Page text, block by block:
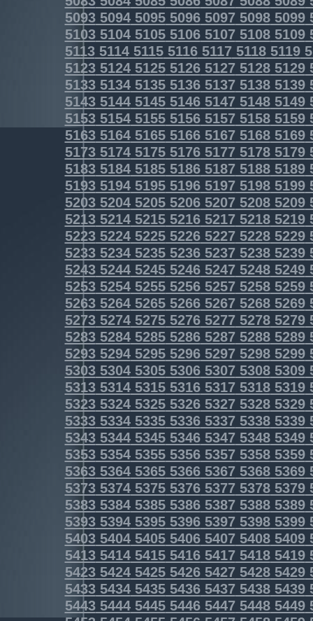
5093509450955096509750985099
5103510451055106510751085109
5113511451155116511751185119
5123512451255126512751285129
5133513451355136513751385139
5143514451455146514751485149
5153515451555156515751585159
5163516451655166516751685169
5173517451755176517751785179
5183518451855186518751885189
5193519451955196519751985199
5203520452055206520752085209
5213521452155216521752185219
5223522452255226522752285229
5233523452355236523752385239
5243524452455246524752485249
5253525452555256525752585259
5263526452655266526752685269
5273527452755276527752785279
5283528452855286528752885289
5293529452955296529752985299
5303530453055306530753085309
5313531453155316531753185319
5323532453255326532753285329
5333533453355336533753385339
5343534453455346534753485349
5353535453555356535753585359
5363536453655366536753685369
5373537453755376537753785379
5383538453855386538753885389
5393539453955396539753985399
5403540454055406540754085409
5413541454155416541754185419
5423542454255426542754285429
5433543454355436543754385439
5443544454455446544754485449